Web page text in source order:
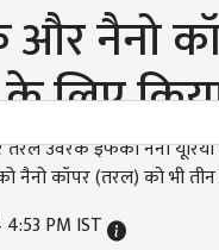
और नैनो
लिए
उर्वरक इफको नैनो यूरिया
कॉपर (तरल) को भी
PM IST